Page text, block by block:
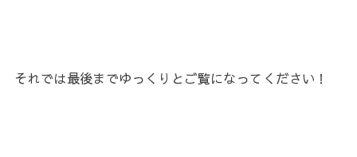
それでは最後までゆっくりとご覧になってください！